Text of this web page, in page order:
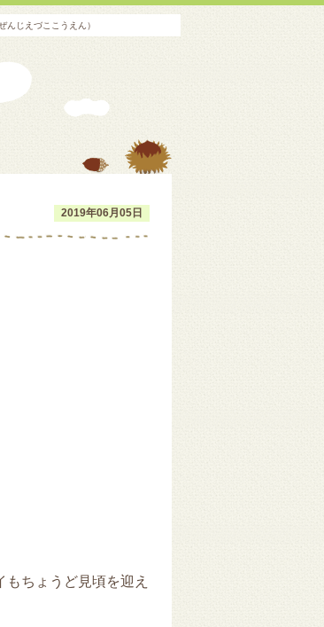
じえづここうえん）
2019年06月05日
ちょうど見頃を迎え